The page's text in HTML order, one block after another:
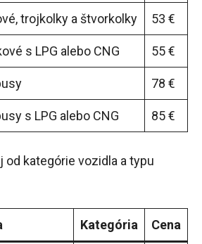
trojkolky a štvorkolky 53 €
s LPG alebo CNG 55 €
78 €
s LPG alebo CNG 85 €
od kategórie vozidla a typu
Kategória Cena